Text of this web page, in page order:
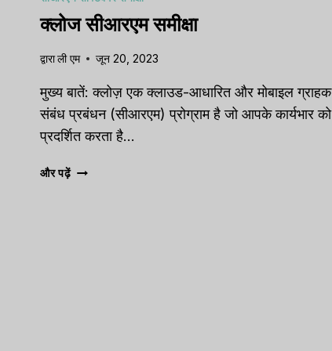
क्लोज सीआरएम समीक्षा
द्वाराली एम जून 20, 2023
मुख्य बातें: क्लोज़ एक क्लाउड-आधारित और मोबाइल ग्राहक
संबंध प्रबंधन (सीआरएम) प्रोग्राम है जो आपके कार्यभार को
प्रदर्शित करता है…
और पढ़ेंक्लोज